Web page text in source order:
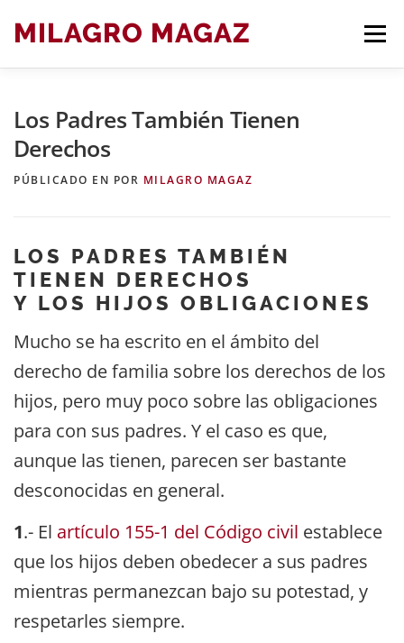
contenido
MILAGRO MAGAZ
BLOG ARTÍCULOS DE DERECHO
Los Padres También Tienen
Derechos
PÚBLICADO EN POR MILAGRO MAGAZ
LOS PADRES TAMBIÉN
TIENEN DERECHOS
Y LOS HIJOS OBLIGACIONES
Mucho se ha escrito en el ámbito del
derecho de familia sobre los derechos de los
hijos, pero muy poco sobre las obligaciones
para con sus padres. Y el caso es que,
aunque las tienen, parecen ser bastante
desconocidas en general.
1.- El artículo 155-1 del Código civil establece
que los hijos deben obedecer a sus padres
mientras permanezcan bajo su potestad, y
respetarles siempre.